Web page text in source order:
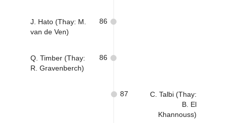
J. Hato (Thay: M.
van de Ven)
86
Q. Timber (Thay:
R. Gravenberch)
86
C. Talbi (Thay:
B. El
Khannouss)
87